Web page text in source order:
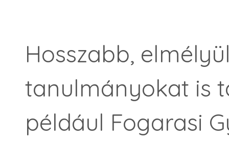
Hosszabb,
tanulmányokat is
például Fogarasi